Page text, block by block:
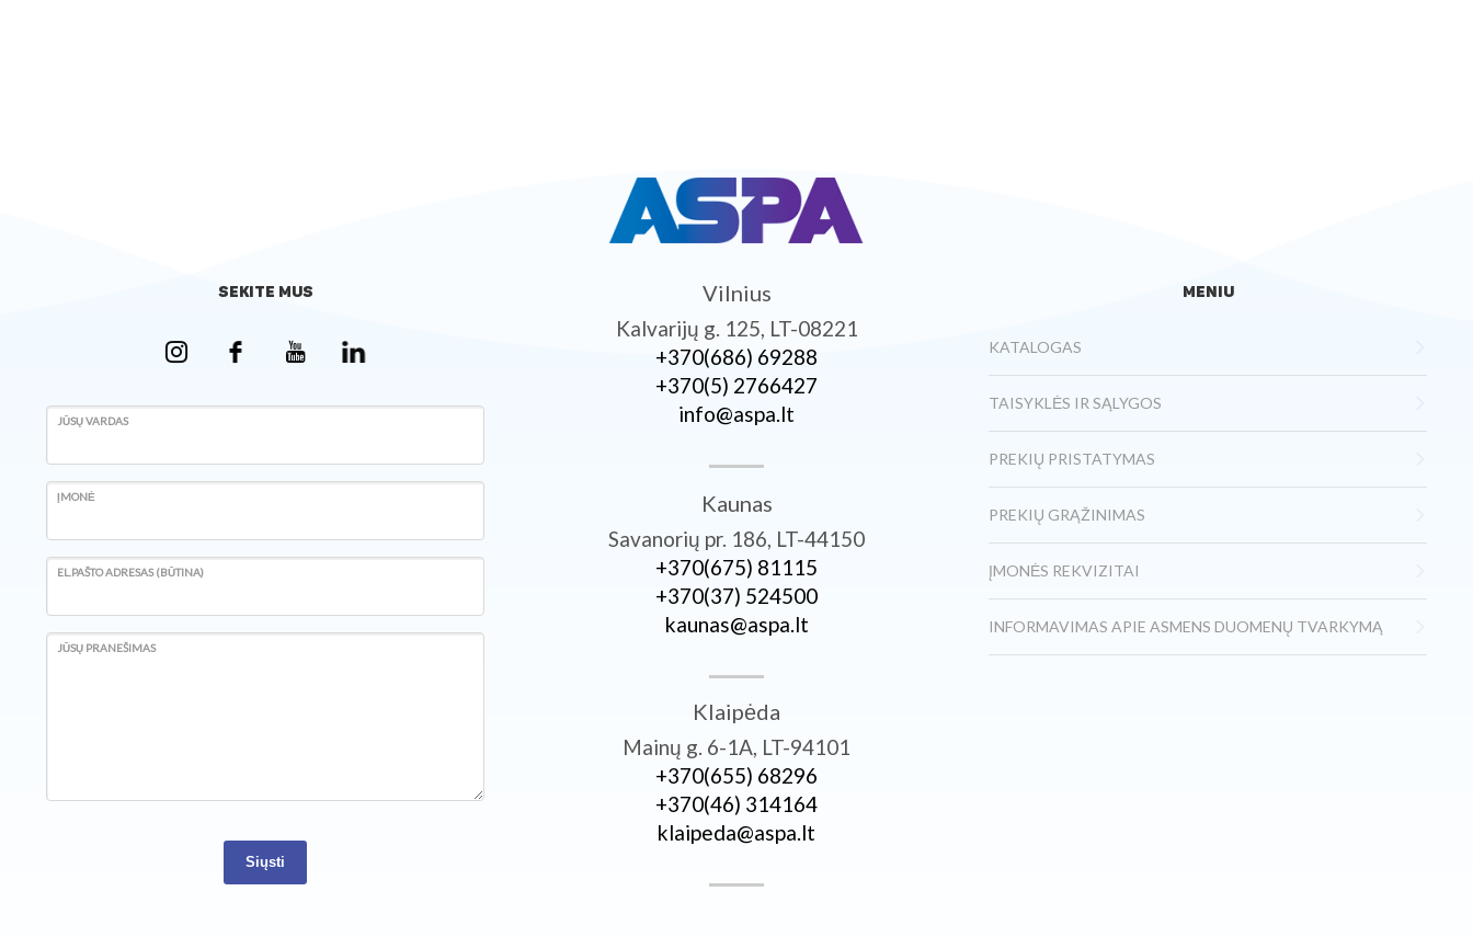
SEKITE MUS
JŪSŲ VARDAS
ĮMONĖ
EL.PAŠTO ADRESAS (BŪTINA)
JŪSŲ PRANEŠIMAS
Siųsti
Vilnius
Kalvarijų g. 125, LT-08221
+370­(686) 69288
+370­(5) 2766427
info@aspa.lt
Kaunas
Savanorių pr. 186, LT-44150
+370­(675) 81115
+370­(37) 524500
kaunas@aspa.lt
Klaipėda
Mainų g. 6-1A, LT-94101
+370­(655) 68296
+370­(46) 314164
klaipeda@aspa.lt
MENIU
KATALOGAS
TAISYKLĖS IR SĄLYGOS
PREKIŲ PRISTATYMAS
PREKIŲ GRĄŽINIMAS
ĮMONĖS REKVIZITAI
INFORMAVIMAS APIE ASMENS DUOMENŲ TVARKYMĄ